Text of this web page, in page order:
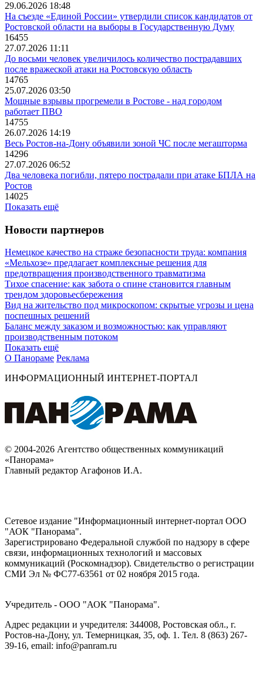
29.06.2026 18:48
На съезде «Единой России» утвердили список кандидатов от
Ростовской области на выборы в Государственную Думу
16455
27.07.2026 11:11
До восьми человек увеличилось количество пострадавших
после вражеской атаки на Ростовскую область
14765
25.07.2026 03:50
Мощные взрывы прогремели в Ростове - над городом
работает ПВО
14755
26.07.2026 14:19
Весь Ростов-на-Дону объявили зоной ЧС после мегашторма
14296
27.07.2026 06:52
Два человека погибли, пятеро пострадали при атаке БПЛА на
Ростов
14025
Показать ещё
Новости партнеров
Немецкое качество на страже безопасности труда: компания
«Мельхозе» предлагает комплексные решения для
предотвращения производственного травматизма
Тихое спасение: как забота о спине становится главным
трендом здоровьесбережения
Вид на жительство под микроскопом: скрытые угрозы и цена
поспешных решений
Баланс между заказом и возможностью: как управляют
производственным потоком
Показать ещё
О Панораме Реклама
ИНФОРМАЦИОННЫЙ ИНТЕРНЕТ-ПОРТАЛ
© 2004-2026 Агентство общественных коммуникаций
«Панорама»
Главный редактор Агафонов И.А.
Сетевое издание "Информационный интернет-портал ООО
"АОК "Панорама".
Зарегистрировано Федеральной службой по надзору в сфере
связи, информационных технологий и массовых
коммуникаций (Роскомнадзор). Cвидетельство о регистрации
СМИ Эл № ФС77-63561 от 02 ноября 2015 года.
Учредитель - ООО "АОК "Панорама".
Адрес редакции и учредителя: 344008, Ростовская обл., г.
Ростов-на-Дону, ул. Темерницкая, 35, оф. 1. Тел. 8 (863) 267-
39-16, email: info@panram.ru